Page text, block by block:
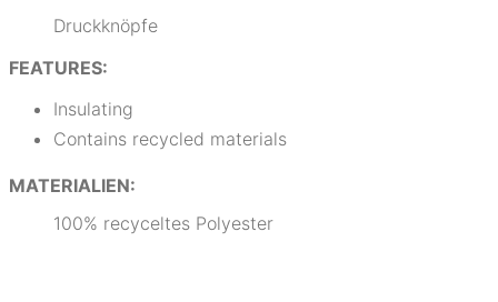
Druckknöpfe
FEATURES:
Insulating
Contains recycled materials
MATERIALIEN:
100% recyceltes Polyester